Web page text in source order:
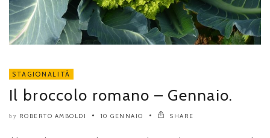
STAGIONALITÀ
Il broccolo romano – Gennaio.
by ROBERTO AMBOLDI 10 GENNAIO SHARE